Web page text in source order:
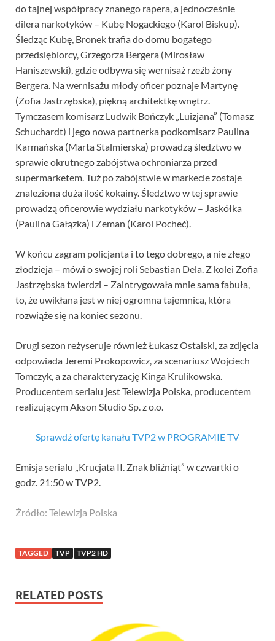
do tajnej współpracy znanego rapera, a jednocześnie
dilera narkotyków – Kubę Nogackiego (Karol Biskup).
Śledząc Kubę, Bronek trafia do domu bogatego
przedsiębiorcy, Grzegorza Bergera (Mirosław
Haniszewski), gdzie odbywa się wernisaż rzeźb żony
Bergera. Na wernisażu młody oficer poznaje Martynę
(Zofia Jastrzębska), piękną architektkę wnętrz.
Tymczasem komisarz Ludwik Bończyk „Luizjana” (Tomasz
Schuchardt) i jego nowa partnerka podkomisarz Paulina
Karmańska (Marta Stalmierska) prowadzą śledztwo w
sprawie okrutnego zabójstwa ochroniarza przed
supermarketem. Tuż po zabójstwie w markecie zostaje
znaleziona duża ilość kokainy. Śledztwo w tej sprawie
prowadzą oficerowie wydziału narkotyków – Jaskółka
(Paulina Gałązka) i Zeman (Karol Pocheć).
W końcu zagram policjanta i to tego dobrego, a nie złego
złodzieja – mówi o swojej roli Sebastian Dela. Z kolei Zofia
Jastrzębska twierdzi – Zaintrygowała mnie sama fabuła,
to, że uwikłana jest w niej ogromna tajemnica, która
rozwiąże się na koniec sezonu.
Drugi sezon reżyseruje również Łukasz Ostalski, za zdjęcia
odpowiada Jeremi Prokopowicz, za scenariusz Wojciech
Tomczyk, a za charakteryzację Kinga Krulikowska.
Producentem serialu jest Telewizja Polska, producentem
realizującym Akson Studio Sp. z o.o.
Sprawdź ofertę kanału TVP2 w PROGRAMIE TV
Emisja serialu „Krucjata II. Znak bliźniąt” w czwartki o
godz. 21:50 w TVP2.
Źródło: Telewizja Polska
TAGGED TVP TVP2 HD
RELATED POSTS